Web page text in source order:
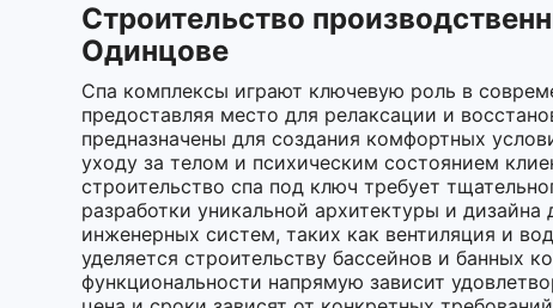
Строительство
Одинцове
Спа комплексы играют ключевую роль в
предоставляя место для релаксации и
предназначены для создания комфортных
уходу за телом и психическим состоянием
строительство спа под ключ требует
разработки уникальной архитектуры и
инженерных систем, таких как вентиляция и
уделяется строительству бассейнов и банных
функциональности напрямую зависит